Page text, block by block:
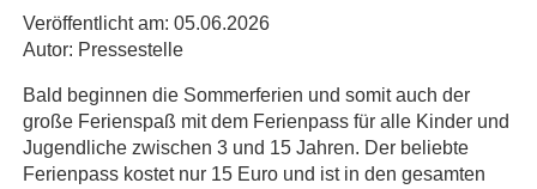
Veröffentlicht am: 05.06.2026
Autor: Pressestelle
Bald beginnen die Sommerferien und somit auch der
große Ferienspaß mit dem Ferienpass für alle Kinder und
Jugendliche zwischen 3 und 15 Jahren. Der beliebte
Ferienpass kostet nur 15 Euro und ist in den gesamten